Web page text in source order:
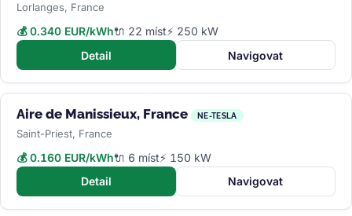
Lorlanges, France
💰 0.340 EUR/kWh🔌 22 míst⚡ 250 kW
Detail
Navigovat
Aire de Manissieux, France NE-TESLA
Saint-Priest, France
💰 0.160 EUR/kWh🔌 6 míst⚡ 150 kW
Detail
Navigovat